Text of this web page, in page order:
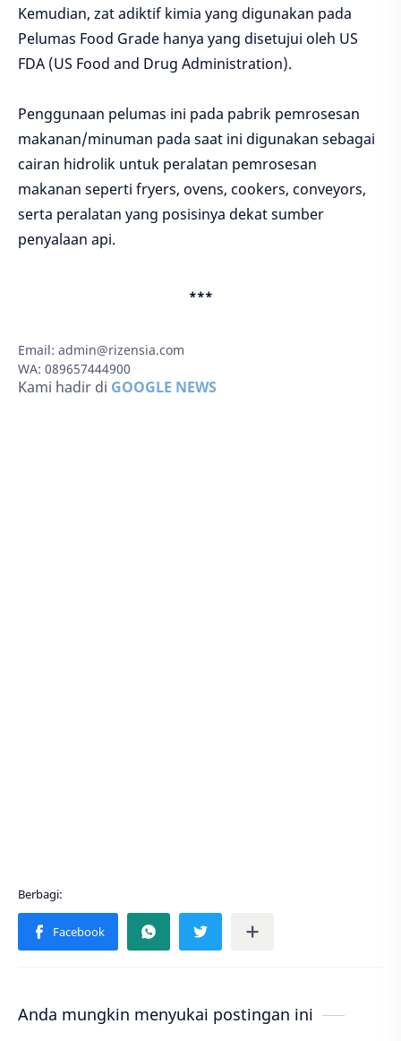
Kemudian, zat adiktif kimia yang digunakan pada
Pelumas Food Grade hanya yang disetujui oleh US
FDA (US Food and Drug Administration).
Penggunaan pelumas ini pada pabrik pemrosesan
makanan/minuman pada saat ini digunakan sebagai
cairan hidrolik untuk peralatan pemrosesan
makanan seperti fryers, ovens, cookers, conveyors,
serta peralatan yang posisinya dekat sumber
penyalaan api.
***
Email: admin@rizensia.com
WA: 089657444900
Kami hadir di GOOGLE NEWS
Anda mungkin menyukai postingan ini